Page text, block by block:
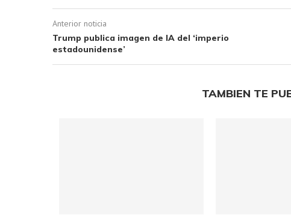
Anterior noticia
Trump publica imagen de IA del ‘imperio
estadounidense’
TAMBIEN TE